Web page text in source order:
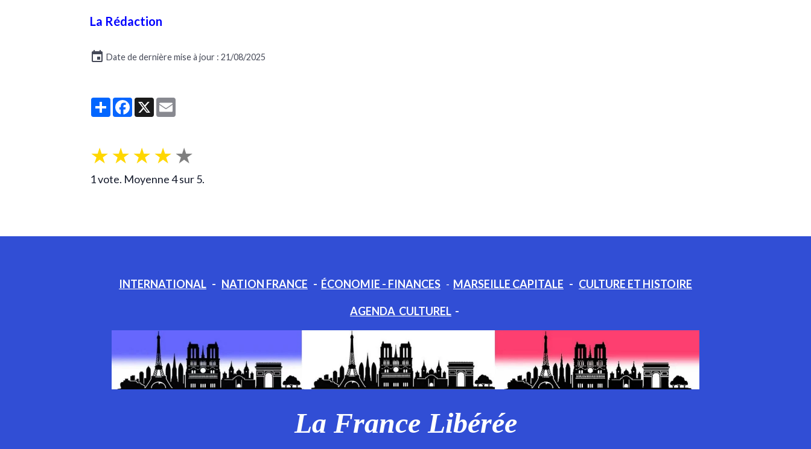
La Rédaction
Date de dernière mise à jour : 21/08/2025
PartagerFacebook
X
★★★★★
1vote. Moyenne4sur 5.
INTERNATIONAL - NATION FRANCE - ÉCONOMIE - FINANCES - MARSEILLE CAPITALE - CULTURE ET HISTOIRE
AGENDA CULTUREL -
La France Libérée